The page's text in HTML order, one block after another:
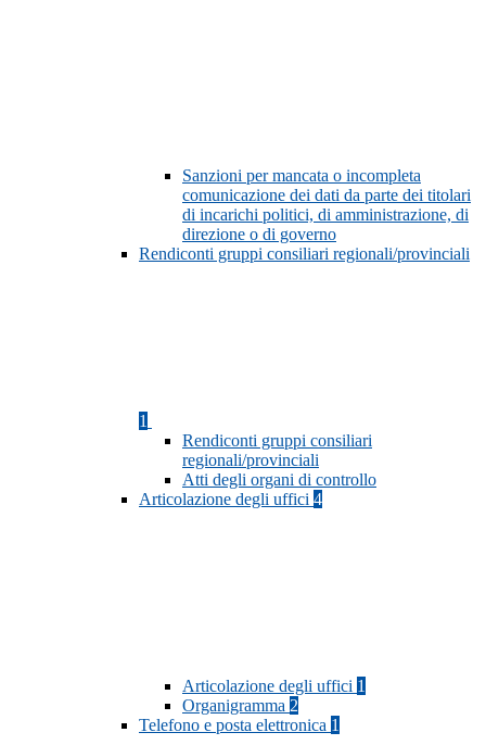
Sanzioni per mancata o incompleta
comunicazione dei dati da parte dei titolari
di incarichi politici, di amministrazione, di
direzione o di governo
Rendiconti gruppi consiliari regionali/provinciali
1
Rendiconti gruppi consiliari
regionali/provinciali
Atti degli organi di controllo
Articolazione degli uffici 4
Articolazione degli uffici 1
Organigramma 2
Telefono e posta elettronica 1